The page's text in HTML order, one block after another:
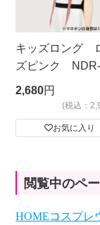
キッズロング
ズピンク
2,680円
(税込：
お気に入り
閲覧中のペ
HOMEコスプレ